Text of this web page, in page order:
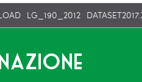
LG_190_2012